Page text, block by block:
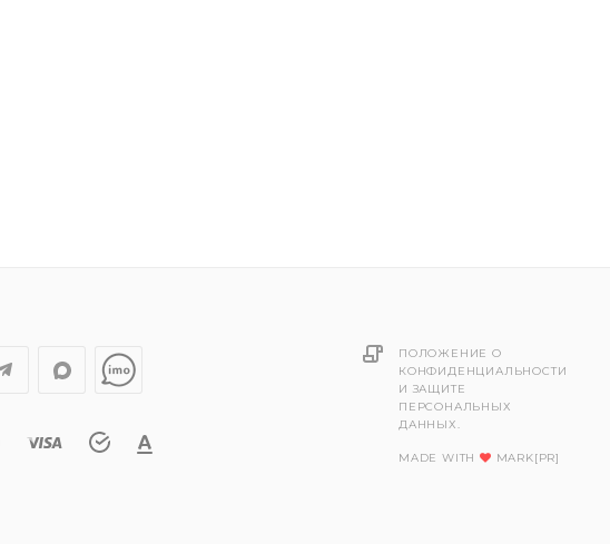
ПОЛОЖЕНИЕ О
КОНФИДЕНЦИАЛЬНОСТИ
И ЗАЩИТЕ
ПЕРСОНАЛЬНЫХ
ДАННЫХ.
MADE WITH MARK[PR]